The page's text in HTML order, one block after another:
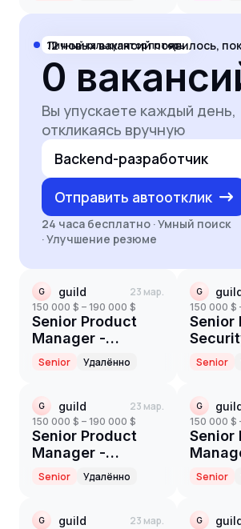
Личный калькулятор потерь
0
Вы упускаете каждый день,
откликаясь вручную
Backend-разработчик
Отправить автоотклик
24 часа бесплатно · Умный поиск
· Улучшение резюме
12новых вакансий появилось,
G guild 23 мар.
150 000 $ – 190 000 $
Senior Product
Manager -
Academy Learner
Experience
Senior Удалённо
G
150 000
Senior
Senior
G guild 23 мар.
150 000 $ – 190 000 $
Senior Product
Manager -
Integrations
Senior Удалённо
G
150 000
Senior
Senior
G guild 23 мар. G